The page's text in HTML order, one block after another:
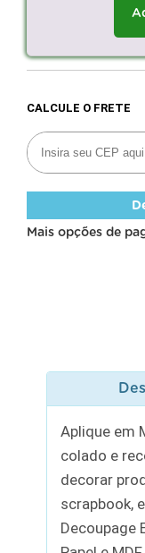
Mais opções de
Aplique em
colado e
decorar
scrapbook,
Decoupage